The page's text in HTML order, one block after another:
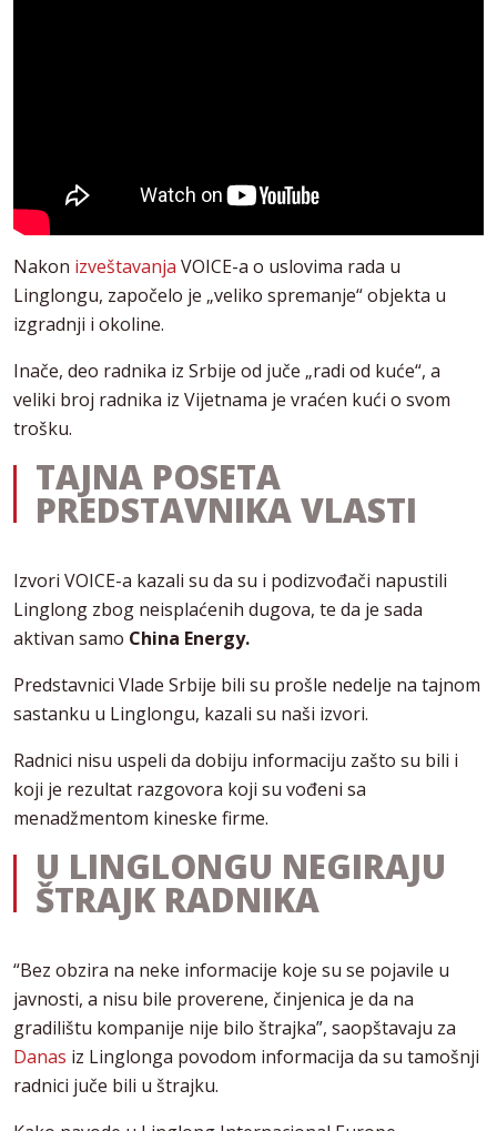
Nakon izveštavanja VOICE-a o uslovima rada u
Linglongu, započelo je „veliko spremanje“ objekta u
izgradnji i okoline.
Inače, deo radnika iz Srbije od juče „radi od kuće“, a
veliki broj radnika iz Vijetnama je vraćen kući o svom
trošku.
TAJNA POSETA
PREDSTAVNIKA VLASTI
Izvori VOICE-a kazali su da su i podizvođači napustili
Linglong zbog neisplaćenih dugova, te da je sada
aktivan samo China Energy.
Predstavnici Vlade Srbije bili su prošle nedelje na tajnom
sastanku u Linglongu, kazali su naši izvori.
Radnici nisu uspeli da dobiju informaciju zašto su bili i
koji je rezultat razgovora koji su vođeni sa
menadžmentom kineske firme.
U LINGLONGU NEGIRAJU
ŠTRAJK RADNIKA
“Bez obzira na neke informacije koje su se pojavile u
javnosti, a nisu bile proverene, činjenica je da na
gradilištu kompanije nije bilo štrajka”, saopštavaju za
Danas iz Linglonga povodom informacija da su tamošnji
radnici juče bili u štrajku.